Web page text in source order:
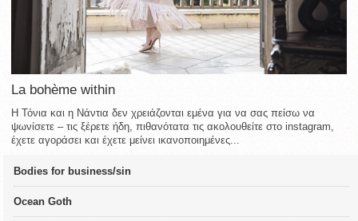
La bohème within
Η Τόνια και η Νάντια δεν χρειάζονται εμένα για να σας πείσω να
ψωνίσετε – τις ξέρετε ήδη, πιθανότατα τις ακολουθείτε στο instagram,
έχετε αγοράσει και έχετε μείνει ικανοποιημένες...
Bodies for business/sin
Ocean Goth